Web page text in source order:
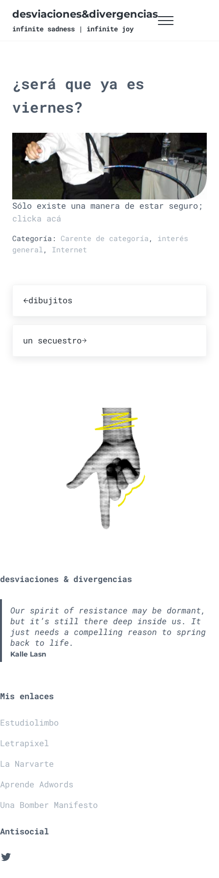
desviaciones&divergencias
infinite sadness | infinite joy Menu
¿será que ya es
viernes?
Sólo existe una manera de estar seguro;
clicka acá
Categoría: Carente de categoría , interés
general , Internet
dibujitos
un secuestro
desviaciones & divergencias
Our spirit of resistance may be dormant,
but it’s still there deep inside us. It
just needs a compelling reason to spring
back to life.
Kalle Lasn
Mis enlaces
Estudiolimbo
Letrapixel
La Narvarte
Aprende Adwords
Una Bomber Manifesto
Antisocial
Twitter